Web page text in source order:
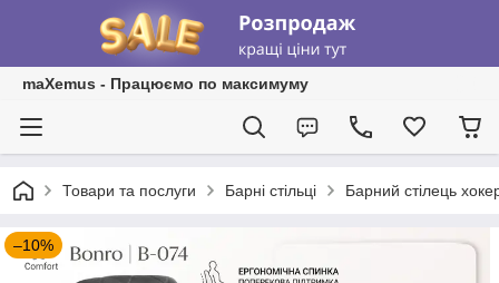
maXemus - Працюємо по максимуму
Товари та послуги Барні стільці Барний стілець
–10%